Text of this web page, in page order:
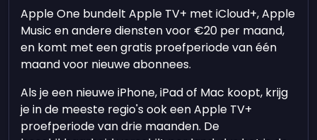
Apple One bundelt Apple TV+ met iCloud+, Apple
Music en andere diensten voor €20 per maand,
en komt met een gratis proefperiode van één
maand voor nieuwe abonnees.
Als je een nieuwe iPhone, iPad of Mac koopt, krijg
je in de meeste regio's ook een Apple TV+
proefperiode van drie maanden. De